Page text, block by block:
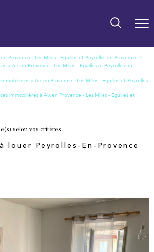
selon vos critères
louer Peyrolles-En-Provence